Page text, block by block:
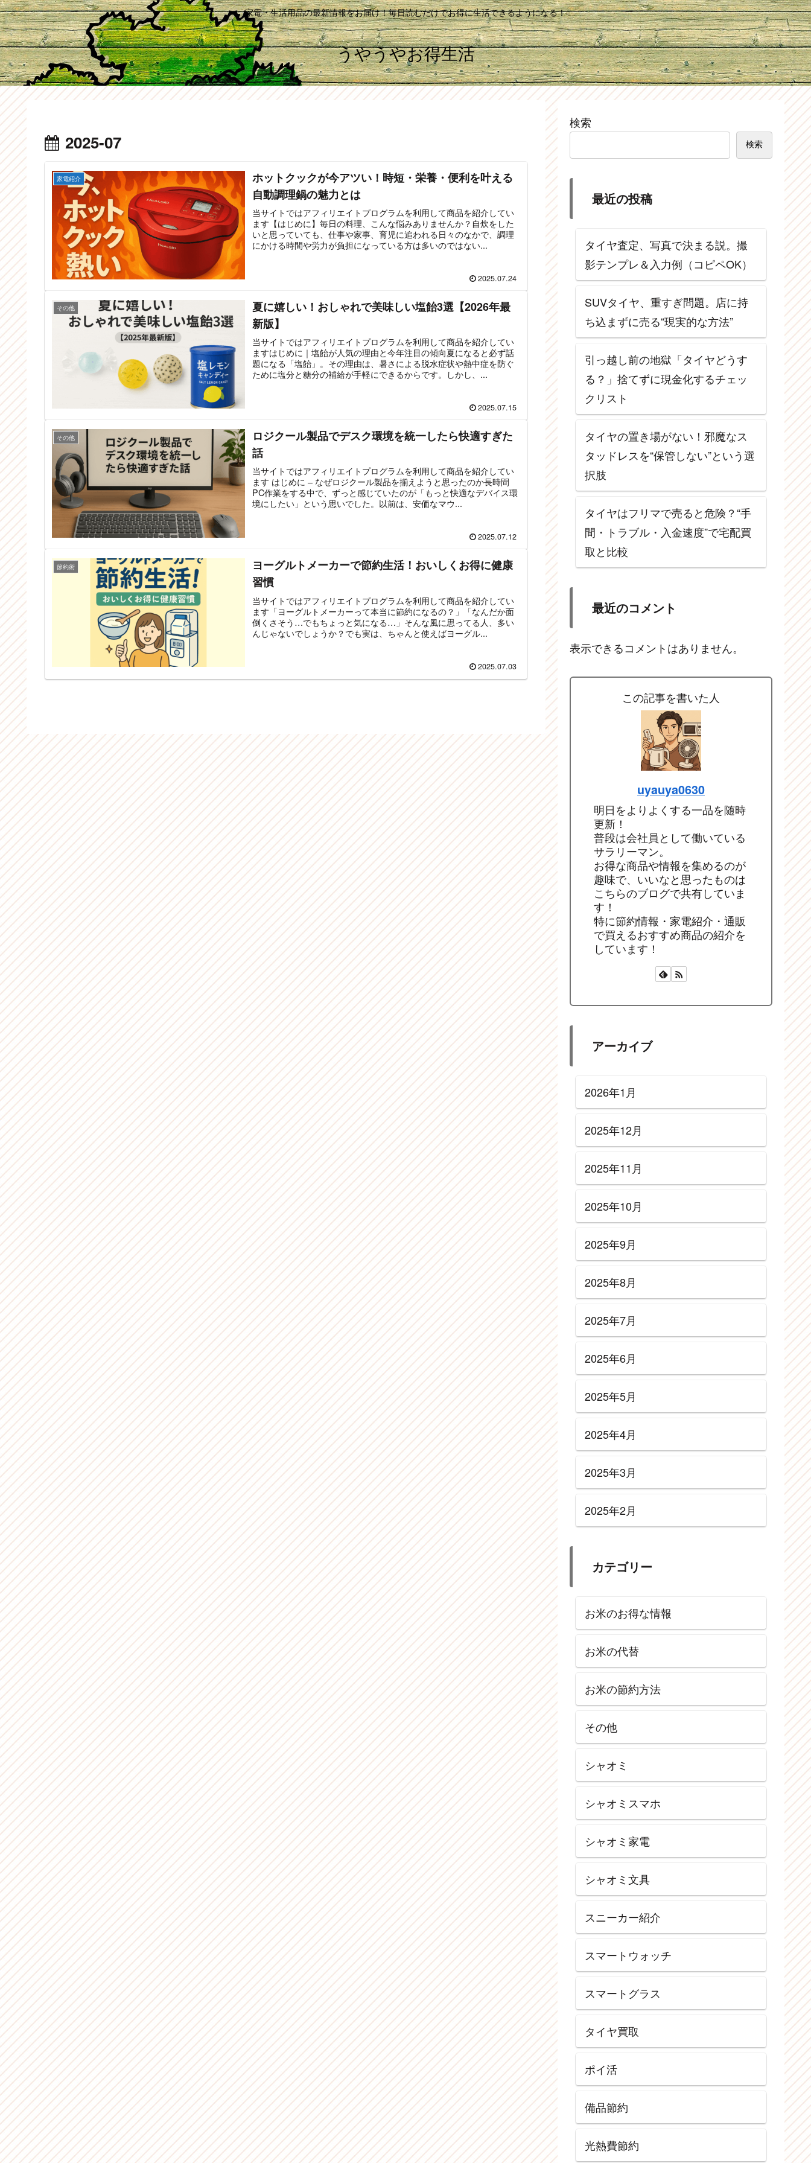
家電・生活用品の最新情報をお届け！毎日読むだけでお得に生活できるようになる！
うやうやお得生活
2025-07
家電紹介
ホットクックが今アツい！時短・栄養・便利を叶える
自動調理鍋の魅力とは
当サイトではアフィリエイトプログラムを利用して商品を紹介してい
ます【はじめに】毎日の料理、こんな悩みありませんか？自炊をした
いと思っていても、仕事や家事、育児に追われる日々のなかで、調理
にかける時間や労力が負担になっている方は多いのではない...
2025.07.24
その他
夏に嬉しい！おしゃれで美味しい塩飴3選【2026年最
新版】
当サイトではアフィリエイトプログラムを利用して商品を紹介してい
ますはじめに｜塩飴が人気の理由と今年注目の傾向夏になると必ず話
題になる「塩飴」。その理由は、暑さによる脱水症状や熱中症を防ぐ
ために塩分と糖分の補給が手軽にできるからです。しかし、...
2025.07.15
その他
ロジクール製品でデスク環境を統一したら快適すぎた
話
当サイトではアフィリエイトプログラムを利用して商品を紹介してい
ます はじめに – なぜロジクール製品を揃えようと思ったのか長時間
PC作業をする中で、ずっと感じていたのが「もっと快適なデバイス環
境にしたい」という思いでした。以前は、安価なマウ...
2025.07.12
節約術
ヨーグルトメーカーで節約生活！おいしくお得に健康
習慣
当サイトではアフィリエイトプログラムを利用して商品を紹介してい
ます「ヨーグルトメーカーって本当に節約になるの？」「なんだか面
倒くさそう…でもちょっと気になる…」そんな風に思ってる人、多い
んじゃないでしょうか？でも実は、ちゃんと使えばヨーグル...
2025.07.03
検索
検索
最近の投稿
タイヤ査定、写真で決まる説。撮
影テンプレ＆入力例（コピペOK）
SUVタイヤ、重すぎ問題。店に持
ち込まずに売る“現実的な方法”
引っ越し前の地獄「タイヤどうす
る？」捨てずに現金化するチェッ
クリスト
タイヤの置き場がない！邪魔なス
タッドレスを“保管しない”という選
択肢
タイヤはフリマで売ると危険？“手
間・トラブル・入金速度”で宅配買
取と比較
最近のコメント
表示できるコメントはありません。
この記事を書いた人
uyauya0630
明日をよりよくする一品を随時
更新！
普段は会社員として働いている
サラリーマン。
お得な商品や情報を集めるのが
趣味で、いいなと思ったものは
こちらのブログで共有していま
す！
特に節約情報・家電紹介・通販
で買えるおすすめ商品の紹介を
しています！
アーカイブ
2026年1月
2025年12月
2025年11月
2025年10月
2025年9月
2025年8月
2025年7月
2025年6月
2025年5月
2025年4月
2025年3月
2025年2月
カテゴリー
お米のお得な情報
お米の代替
お米の節約方法
その他
シャオミ
シャオミスマホ
シャオミ家電
シャオミ文具
スニーカー紹介
スマートウォッチ
スマートグラス
タイヤ買取
ポイ活
備品節約
光熱費節約